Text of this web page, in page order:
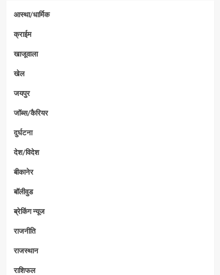
आस्था/धार्मिक
क्राईम
खाजूवाला
खेल
जयपुर
जॉब्स/कैरियर
दुर्घटना
देश/विदेश
बीकानेर
बॉलीवुड
ब्रेकिंग न्यूज
राजनीति
राजस्थान
राशिफल